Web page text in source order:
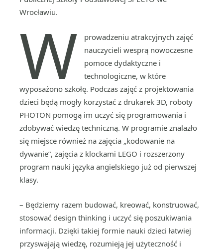
Wrocławiu.
W
prowadzeniu atrakcyjnych zajęć
nauczycieli wesprą nowoczesne
pomoce dydaktyczne i
technologiczne, w które
wyposażono szkołę. Podczas zajęć z projektowania
dzieci będą mogły korzystać z drukarek 3D, roboty
PHOTON pomogą im uczyć się programowania i
zdobywać wiedzę techniczną. W programie znalazło
się miejsce również na zajęcia „kodowanie na
dywanie”, zajęcia z klockami LEGO i rozszerzony
program nauki języka angielskiego już od pierwszej
klasy.
– Będziemy razem budować, kreować, konstruować,
stosować design thinking i uczyć się poszukiwania
informacji. Dzięki takiej formie nauki dzieci łatwiej
przyswajają wiedzę, rozumieją jej użyteczność i